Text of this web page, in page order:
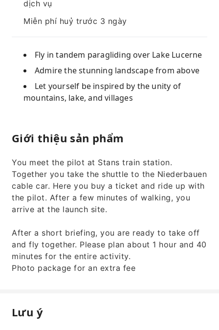
dịch vụ
Miễn phí huỷ trước 3 ngày
Fly in tandem paragliding over Lake Lucerne
Admire the stunning landscape from above
Let yourself be inspired by the unity of
mountains, lake, and villages
Giới thiệu sản phẩm
You meet the pilot at Stans train station.
Together you take the shuttle to the Niederbauen
cable car. Here you buy a ticket and ride up with
the pilot. After a few minutes of walking, you
arrive at the launch site.
After a short briefing, you are ready to take off
and fly together. Please plan about 1 hour and 40
minutes for the entire activity.
Photo package for an extra fee
Lưu ý